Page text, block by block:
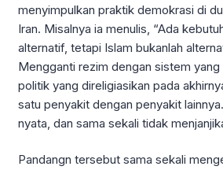
menyimpulkan praktik demokrasi di
Iran. Misalnya ia menulis, “Ada
alternatif, tetapi Islam bukanlah
Mengganti rezim dengan sistem yang
politik yang direligiasikan pada
satu penyakit dengan penyakit
nyata, dan sama sekali tidak
Pandangn tersebut sama sekali